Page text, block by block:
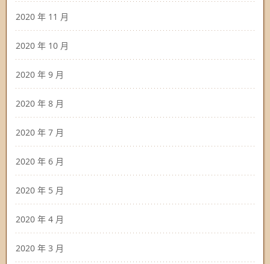
2020 年 11 月
2020 年 10 月
2020 年 9 月
2020 年 8 月
2020 年 7 月
2020 年 6 月
2020 年 5 月
2020 年 4 月
2020 年 3 月